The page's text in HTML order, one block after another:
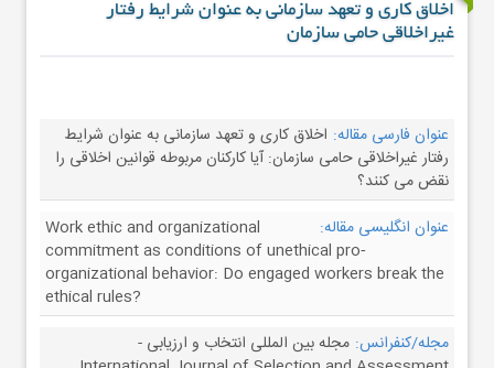
اخلاق کاری و تعهد سازمانی به عنوان شرایط رفتار
غیراخلاقی حامی سازمان
عنوان فارسی مقاله: اخلاق کاری و تعهد سازمانی به عنوان شرایط
رفتار غیراخلاقی حامی سازمان: آیا کارکنان مربوطه قوانین اخلاقی را
نقض می کنند؟
عنوان انگلیسی مقاله:
Work ethic and organizational
commitment as conditions of unethical pro‐
organizational behavior: Do engaged workers break the
ethical rules?
مجله/کنفرانس: مجله بین المللی انتخاب و ارزیابی -